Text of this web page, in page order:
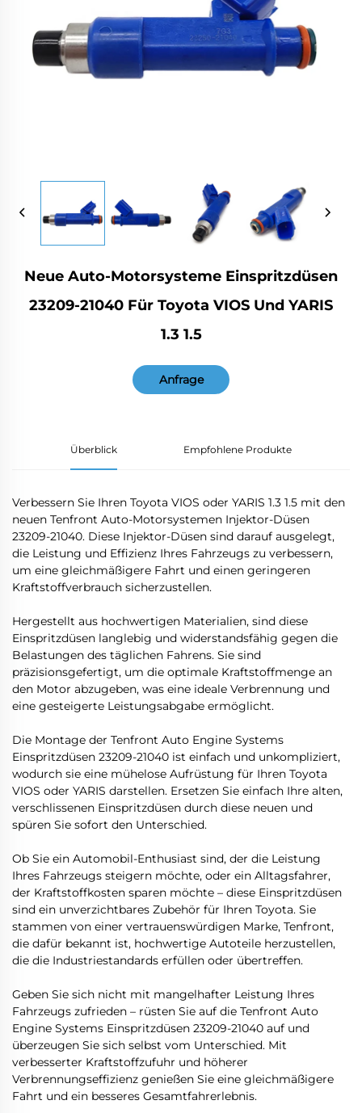
Neue Auto-Motorsysteme Einspritzdüsen
23209-21040 Für Toyota VIOS Und YARIS
1.3 1.5
Anfrage
Überblick Empfohlene Produkte
Verbessern Sie Ihren Toyota VIOS oder YARIS 1.3 1.5 mit den
neuen Tenfront Auto-Motorsystemen Injektor-Düsen
23209-21040. Diese Injektor-Düsen sind darauf ausgelegt,
die Leistung und Effizienz Ihres Fahrzeugs zu verbessern,
um eine gleichmäßigere Fahrt und einen geringeren
Kraftstoffverbrauch sicherzustellen.
Hergestellt aus hochwertigen Materialien, sind diese
Einspritzdüsen langlebig und widerstandsfähig gegen die
Belastungen des täglichen Fahrens. Sie sind
präzisionsgefertigt, um die optimale Kraftstoffmenge an
den Motor abzugeben, was eine ideale Verbrennung und
eine gesteigerte Leistungsabgabe ermöglicht.
Die Montage der Tenfront Auto Engine Systems
Einspritzdüsen 23209-21040 ist einfach und unkompliziert,
wodurch sie eine mühelose Aufrüstung für Ihren Toyota
VIOS oder YARIS darstellen. Ersetzen Sie einfach Ihre alten,
verschlissenen Einspritzdüsen durch diese neuen und
spüren Sie sofort den Unterschied.
Ob Sie ein Automobil-Enthusiast sind, der die Leistung
Ihres Fahrzeugs steigern möchte, oder ein Alltagsfahrer,
der Kraftstoffkosten sparen möchte – diese Einspritzdüsen
sind ein unverzichtbares Zubehör für Ihren Toyota. Sie
stammen von einer vertrauenswürdigen Marke, Tenfront,
die dafür bekannt ist, hochwertige Autoteile herzustellen,
die die Industriestandards erfüllen oder übertreffen.
Geben Sie sich nicht mit mangelhafter Leistung Ihres
Fahrzeugs zufrieden – rüsten Sie auf die Tenfront Auto
Engine Systems Einspritzdüsen 23209-21040 auf und
überzeugen Sie sich selbst vom Unterschied. Mit
verbesserter Kraftstoffzufuhr und höherer
Verbrennungseffizienz genießen Sie eine gleichmäßigere
Fahrt und ein besseres Gesamtfahrerlebnis.